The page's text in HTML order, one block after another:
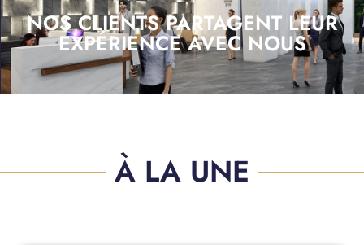
NOS CLIENTS PARTAGENT LEUR
EXPÉRIENCE AVEC NOUS
À LA UNE